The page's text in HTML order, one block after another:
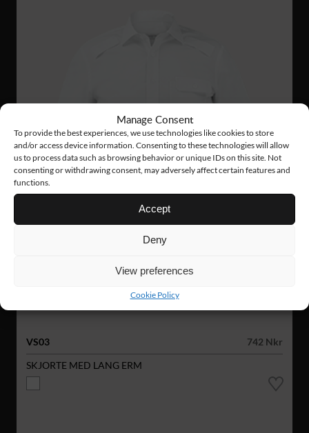
Manage Consent
To provide the best experiences, we use technologies like cookies to store
and/or access device information. Consenting to these technologies will allow
us to process data such as browsing behavior or unique IDs on this site. Not
consenting or withdrawing consent, may adversely affect certain features and
functions.
Accept
Deny
View preferences
Cookie Policy
VS03
742 Nkr
SKJORTE MED LANG ERM